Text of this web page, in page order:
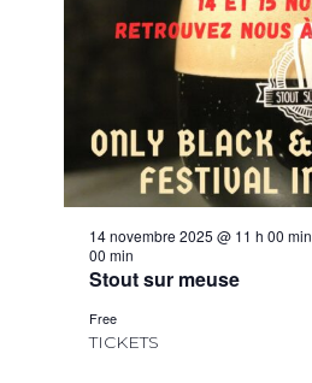
14 novembre 2025 @ 11 h 00 min
00 min
Stout sur meuse
Free
TICKETS